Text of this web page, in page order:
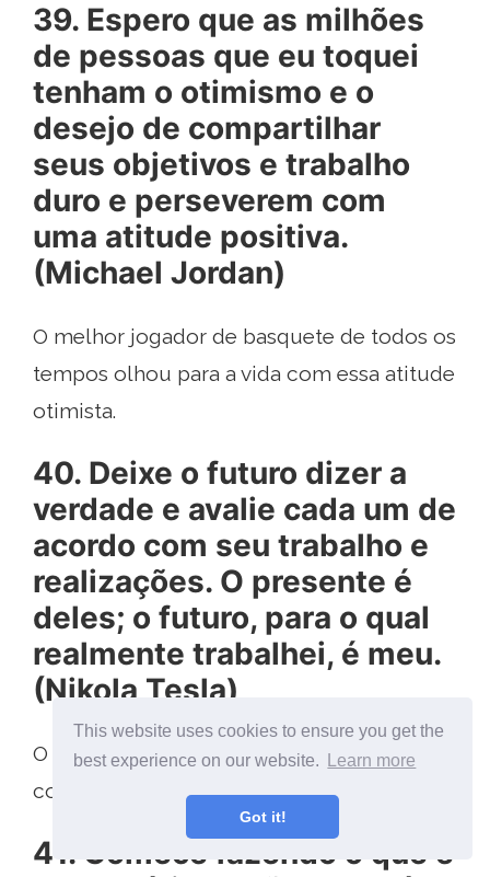
This website uses cookies to ensure you get the
best experience on our website.
Learn more
Got it!
39. Espero que as milhões
de pessoas que eu toquei
tenham o otimismo e o
desejo de compartilhar
seus objetivos e trabalho
duro e perseverem com
uma atitude positiva.
(Michael Jordan)
O melhor jogador de basquete de todos os
tempos olhou para a vida com essa atitude
otimista.
40. Deixe o futuro dizer a
verdade e avalie cada um de
acordo com seu trabalho e
realizações. O presente é
deles; o futuro, para o qual
realmente trabalhei, é meu.
(Nikola Tesla)
O inventor sabia dos benefícios de
continuar investindo em pesquisa.
41. Comece fazendo o que é